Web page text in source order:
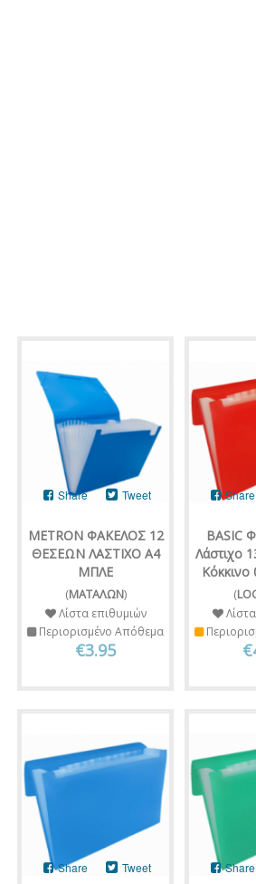
METRON ΦΑΚΕΛΟΣ 12
ΘΕΣΕΩΝ ΛΑΣΤΙΧΟ Α4
ΜΠΛΕ
(ΜΑΤΑΛΩΝ)
Share Tweet
Λίστα επιθυμιών
Περιορισμένο Απόθεμα
€3.95
BASIC
Λάστιχο
Κόκκινο
(
Share
Share Tweet Share